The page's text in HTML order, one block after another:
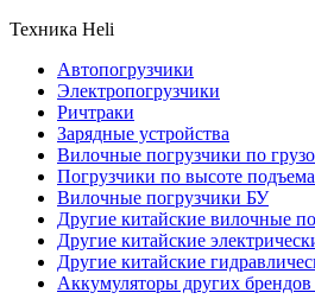
Техника Heli
Автопогрузчики
Электропогрузчики
Ричтраки
Зарядные устройства
Вилочные погрузчики по
Погрузчики по высоте
Вилочные погрузчики БУ
Другие китайские вилочные
Другие китайские
Другие китайские
Аккумуляторы других брендов